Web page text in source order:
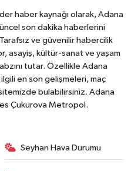
haber kaynağı olarak, Adana
son dakika haberlerini
ve güvenilir habercilik
asayiş, kültür-sanat ve yaşam
tutar. Özellikle Adana
en son gelişmeleri, maç
bulabilirsiniz. Adana
Çukurova Metropol.
Seyhan Hava Durumu